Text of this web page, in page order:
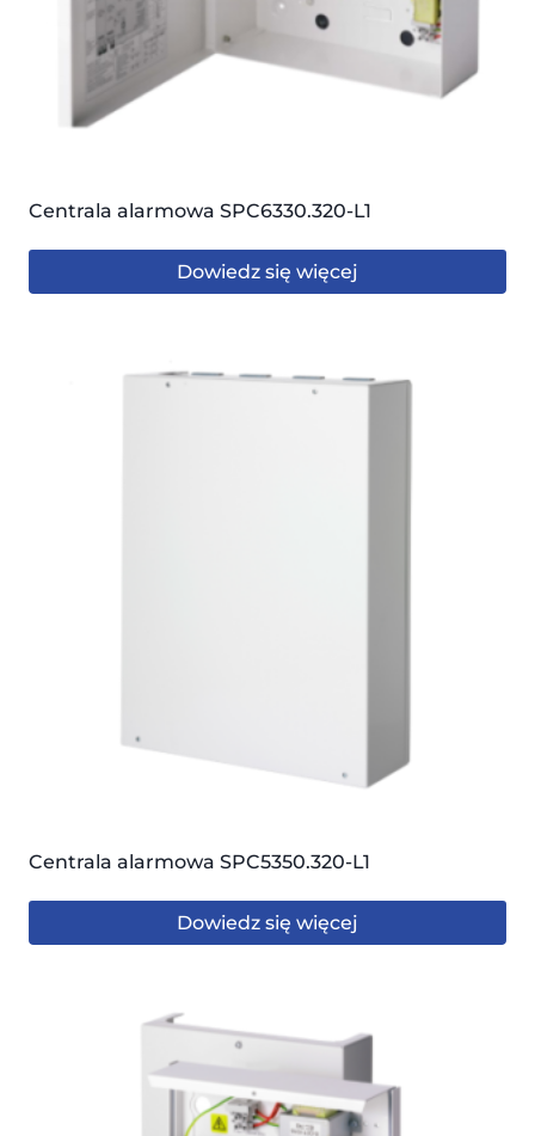
Centrala alarmowa SPC6330.320-L1
Dowiedz się więcej
Centrala alarmowa SPC5350.320-L1
Dowiedz się więcej